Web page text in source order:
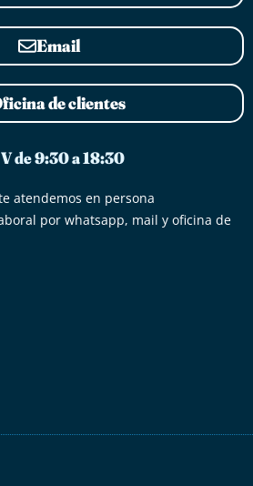
Email
de clientes
de 9:30 a 18:30
atendemos en persona
por whatsapp, mail y oficina de